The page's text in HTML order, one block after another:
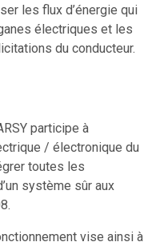
les flux d’énergie qui
électriques et les
du conducteur.
participe à
/ électronique du
toutes les
système sûr aux
vise ainsi à